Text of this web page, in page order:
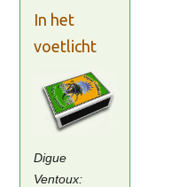
In het
voetlicht
Digue
Ventoux: